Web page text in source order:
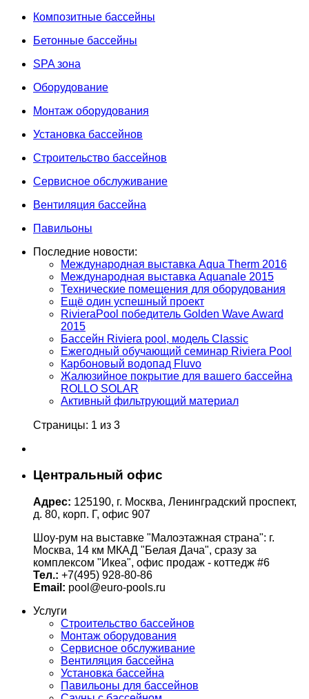
Композитные бассейны
Бетонные бассейны
SPA зона
Оборудование
Монтаж оборудования
Установка бассейнов
Строительство бассейнов
Сервисное обслуживание
Вентиляция бассейна
Павильоны
Последние новости:
Международная выставка Aqua Therm 2016
Международная выставка Aquanale 2015
Технические помещения для оборудования
Ещё один успешный проект
RivieraPool победитель Golden Wave Award
2015
Бассейн Riviera pool, модель Classic
Ежегодный обучающий семинар Riviera Pool
Карбоновый водопад Fluvo
Жалюзийное покрытие для вашего бассейна
ROLLO SOLAR
Активный фильтрующий материал
Страницы: 1 из 3
Центральный офис
Адрес: 125190, г. Москва, Ленинградский проспект,
д. 80, корп. Г, офис 907
Шоу-рум на выставке "Малоэтажная страна": г.
Москва, 14 км МКАД "Белая Дача", сразу за
комплексом "Икеа", офис продаж - коттедж #6
Тел.: +7(495) 928-80-86
Email: pool@euro-pools.ru
Услуги
Строительство бассейнов
Монтаж оборудования
Сервисное обслуживание
Вентиляция бассейна
Установка бассейна
Павильоны для бассейнов